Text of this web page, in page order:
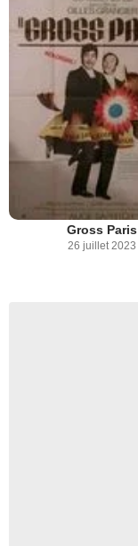
Gross Paris
26 juillet 2023